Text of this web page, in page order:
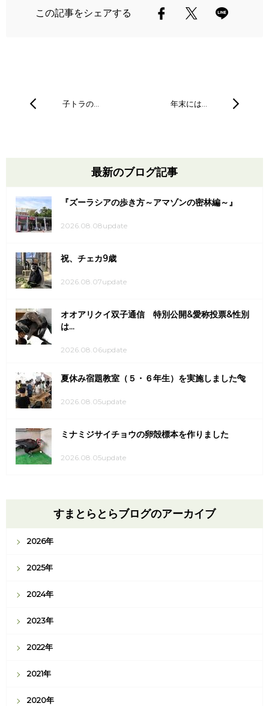
この記事をシェアする
子トラの… 年末には…
最新のブログ記事
『ズーラシアの歩き方～アマゾンの密林編～』
2026.08.08update
祝、チェカ9歳
2026.08.07update
オオアリクイ双子通信 特別公開&愛称投票&性別
は...
2026.08.06update
夏休み宿題教室（５・６年生）を実施しました🐅
2026.08.05update
ミナミジサイチョウの卵殻標本を作りました
2026.08.05update
すまとらとらブログのアーカイブ
2026年
2025年
2024年
2023年
2022年
2021年
2020年